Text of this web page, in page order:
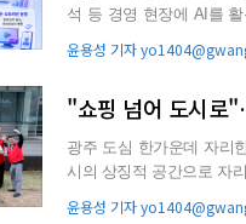
석 등 경영 현장에 AI를
윤용성 기자
"쇼핑 넘어 도시로
광주 도심 한가운데 자리
시의 상징적 공간으로 자리매김하고 있다. 단순한 쇼핑 공
윤용성 기자